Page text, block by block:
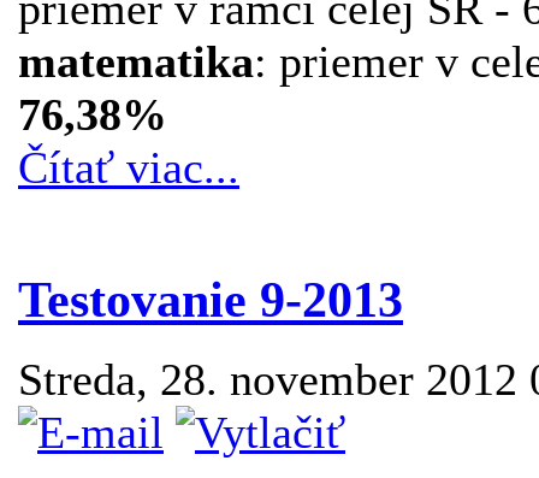
matematika: priemer v
76,38%
Čítať viac...
Testovanie 9-2013
Streda, 28. november